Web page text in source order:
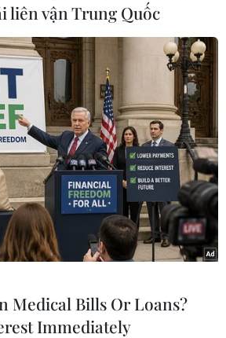
nghề Hưng Đô Lê Thị Hương.
điều tra theo quy định của
tố, bắt tạm
hiệu trưởng
Hiệu trưởng
xã Phượng Dực,
nhân viên
vẫn chi trả
cầu chuyển lại
chi tiêu trái quy
liên vận Trung Quốc
Medical Bills Or Loans?
Immediately